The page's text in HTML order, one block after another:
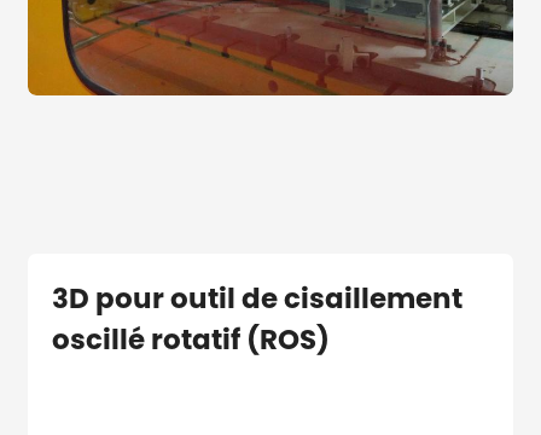
3D pour outil de cisaillement
oscillé rotatif (ROS)